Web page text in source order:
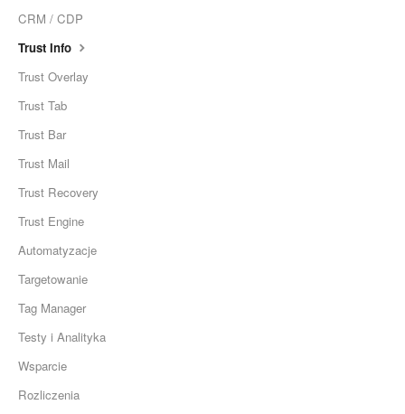
CRM / CDP
Trust Info
Trust Overlay
Trust Tab
Trust Bar
Trust Mail
Trust Recovery
Trust Engine
Automatyzacje
Targetowanie
Tag Manager
Testy i Analityka
Wsparcie
Rozliczenia